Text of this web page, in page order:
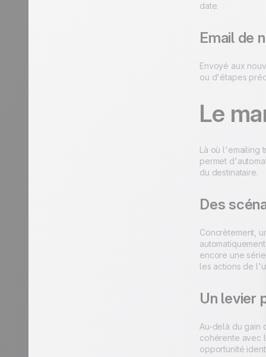
date.
Email de
Envoyé aux
ou d'étapes
Le
Là où l'emailing
permet
du destinataire.
Des
Concrètement,
encore une
les actions de
Un levier
Au-delà du gain
cohérente avec
opportunité